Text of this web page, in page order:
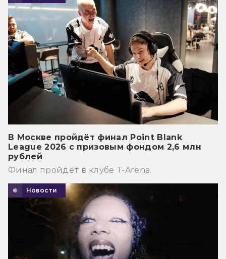
В Москве пройдёт финал Point Blank
League 2026 с призовым фондом 2,6 млн
рублей
Финал пройдёт в клубе T-Arena.
Новости